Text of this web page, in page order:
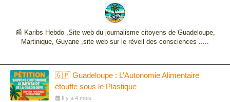
📰 Karibs Hebdo ,Site web du journalisme citoyens de Guadeloupe,
Martinique, Guyane ,site web sur le réveil des consciences .....
🇬🇵 Guadeloupe : L’Autonomie Alimentaire
étouffe sous le Plastique
Il y a 4 mois